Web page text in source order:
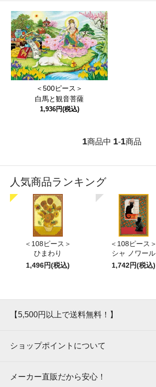
＜500ピース＞
白馬と観音菩薩
1,936円(税込)
1商品中 1-1商品
人気商品ランキング
＜108ピース＞
ひまわり
1,496円(税込)
＜108ピース＞
シャ ノワール
1,742円(税込)
【5,500円以上で送料無料！】
ショップポイントについて
メーカー直販だから安心！